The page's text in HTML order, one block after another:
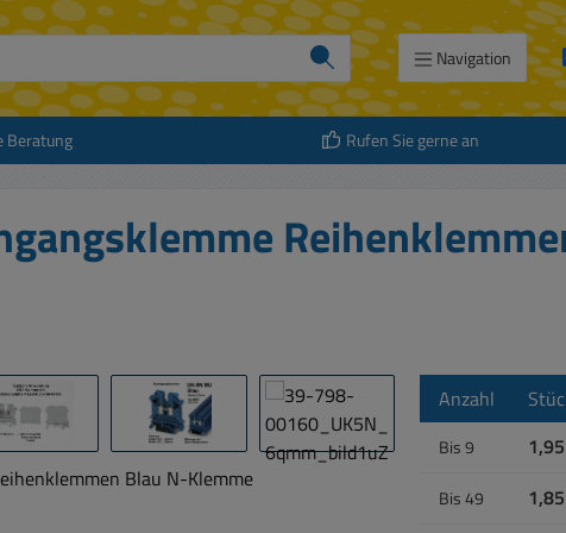
Navigation
Beratung Rufen Sie gerne an
Anzahl
Bis9
Bis49